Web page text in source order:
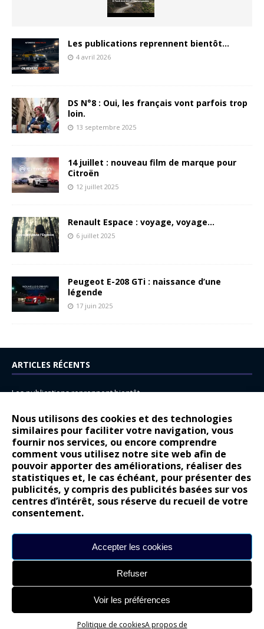
Nous utilisons des cookies et des technologies
similaires pour faciliter votre navigation, vous
fournir nos services, ou encore comprendre
comment vous utilisez notre site web afin de
pouvoir apporter des améliorations, réaliser des
statistiques et, le cas échéant, pour présenter des
publicités, y compris des publicités basées sur vos
centres d’intérêt, sous réserve du recueil de votre
consentement.
Accepter les cookies
Refuser
Voir les préférences
Politique de cookiesA propos de
Les publications reprennent bientôt…
4 avril 2026
DS N°8 : Oui, les français vont parfois trop
loin.
13 septembre 2025
14 juillet : nouveau film de marque pour
Citroën
12 juillet 2025
Renault Espace : voyage, voyage…
6 juillet 2025
Peugeot E-208 GTi : naissance d’une
légende
17 juin 2025
ARTICLES RÉCENTS
Les publications reprennent bientôt…
14 juillet : nouveau film de marque pour Citroën
Renault Espace : voyage, voyage…
Peugeot E-208 GTi : naissance d’une légende
COMMENTAIRES RÉCENTS
Bernard Dardartdans
Gilly
gyo
Lancia Ypsilon : naturellement envoûtante ?